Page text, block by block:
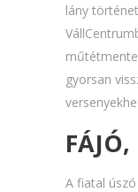
lány
gyorsan
A fiatal